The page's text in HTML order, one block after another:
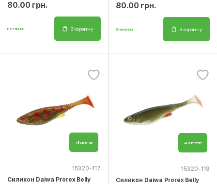
80.00 грн.
В наличии В корзину
80.00 грн.
В наличии В корзину
+8 цветов
15320-117
Cиликон Daiwa Prorex Belly
+8 цветов
15320-119
Cиликон Daiwa Prorex Belly